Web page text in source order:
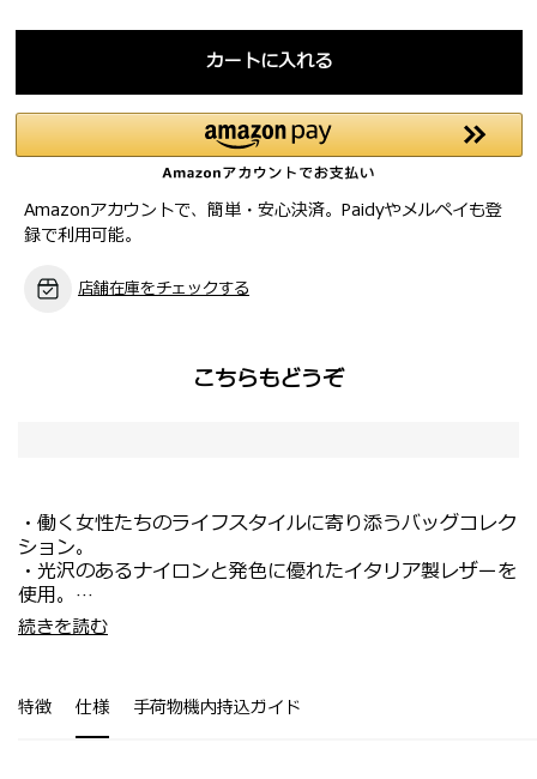
カートに入れる
Amazonアカウントで、簡単・安心決済。Paidyやメルペイも登
録で利用可能。
店舗在庫をチェックする
こちらもどうぞ
・働く女性たちのライフスタイルに寄り添うバッグコレク
ション。
・光沢のあるナイロンと発色に優れたイタリア製レザーを
使用。
・滑りの良いファスナー、高い自立性、マチつきポケット
など機能面が充実。
・1泊程度の小旅行や車での旅に重宝する軽量なダッフル
バッグ。
・たたんでスーツケースに入れることができ、サブバッグ
としても活躍。
・サイドのスナップボタンでサイズ調節が可能。
続きを読む
特徴 仕様 手荷物機内持込ガイド